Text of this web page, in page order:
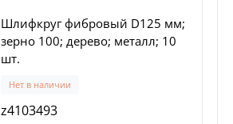
Шлифкруг фибровый D125 мм;
зерно 100; дерево; металл; 10
шт.
Нет в наличии
z4103493